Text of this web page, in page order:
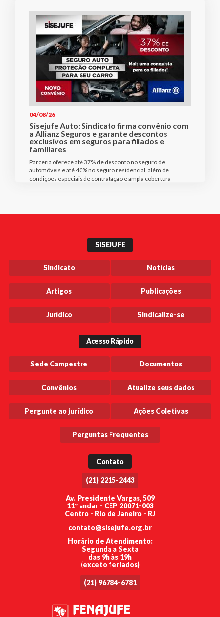
04/08/26
Sisejufe Auto: Sindicato firma convênio com
a Allianz Seguros e garante descontos
exclusivos em seguros para filiados e
familiares
Parceria oferece até 37% de desconto no seguro de
automóveis e até 40% no seguro residencial, além de
condições especiais de contratação e ampla cobertura
SISEJUFE
Sindicato Notícias
Artigos Publicações
Jurídico Sindicalize-se
Acesso Rápido
Sede Campestre Documentos
Convênios Atualize seus dados
Pergunte ao jurídico Ações Coletivas
Perguntas Frequentes
Contato
(21) 2215-2443
Av. Presidente Vargas, 509
11º andar - CEP 20071-003
Centro - Rio de Janeiro - RJ
contato@sisejufe.org.br
Horário de Atendimento:
Segunda a Sexta
das 9h às 19h
(exceto feriados)
(21) 96784-6781